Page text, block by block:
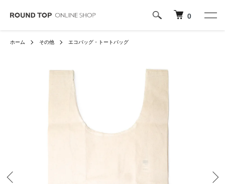
0
ホーム その他 エコバッグ・トートバッグ